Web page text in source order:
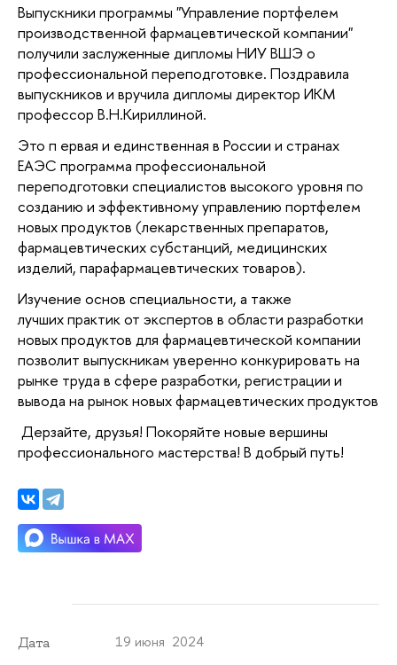
Выпускники программы "Управление портфелем
производственной фармацевтической компании"
получили заслуженные дипломы НИУ ВШЭ о
профессиональной переподготовке. Поздравила
выпускников и вручила дипломы директор ИКМ
профессор В.Н.Кириллиной.
Это п ервая и единственная в России и странах
ЕАЭС программа профессиональной
переподготовки специалистов высокого уровня по
созданию и эффективному управлению портфелем
новых продуктов (лекарственных препаратов,
фармацевтических субстанций, медицинских
изделий, парафармацевтических товаров).
Изучение основ специальности, а также
лучших практик от экспертов в области разработки
новых продуктов для фармацевтической компании
позволит выпускникам уверенно конкурировать на
рынке труда в сфере разработки, регистрации и
вывода на рынок новых фармацевтических продуктов
Дерзайте, друзья! Покоряйте новые вершины
профессионального мастерства! В добрый путь!
Дата 19 июня 2024